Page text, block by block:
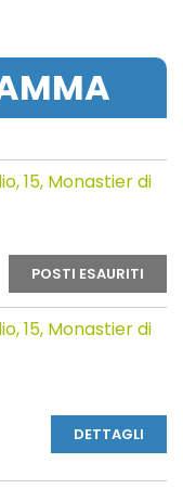
15, Monastier di
POSTI ESAURITI
15, Monastier di
DETTAGLI